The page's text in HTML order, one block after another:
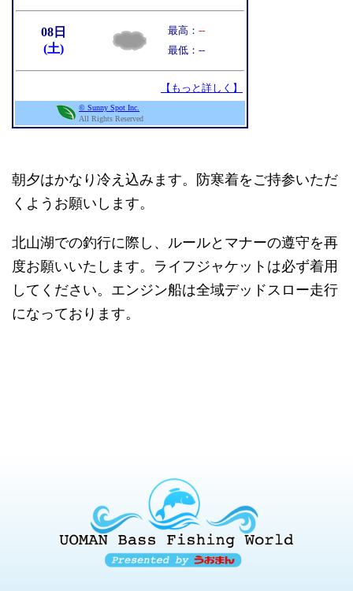
朝夕はかなり冷え込みます。防寒着をご持参いただ
くようお願いします。
北山湖での釣行に際し、ルールとマナーの遵守を再
度お願いいたします。ライフジャケットは必ず着用
してください。エンジン船は全域デッドスロー走行
になっております。